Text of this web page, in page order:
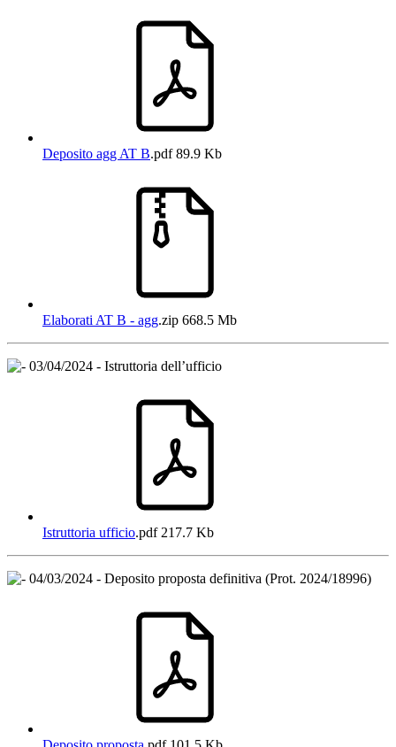
Deposito agg AT B.pdf89.9 Kb
Elaborati AT B - agg.zip 668.5 Mb
03/04/2024 - Istruttoria dell’ufficio
Istruttoria ufficio.pdf217.7 Kb
04/03/2024 - Deposito proposta definitiva (Prot. 2024/18996)